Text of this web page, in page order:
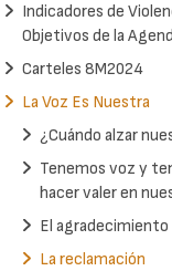
Indicadores de
Objetivos de la
Carteles 8M2024
La Voz Es Nuestra
¿Cuándo alzar
Tenemos voz y
hacer valer en
El agradecimiento
La reclamación